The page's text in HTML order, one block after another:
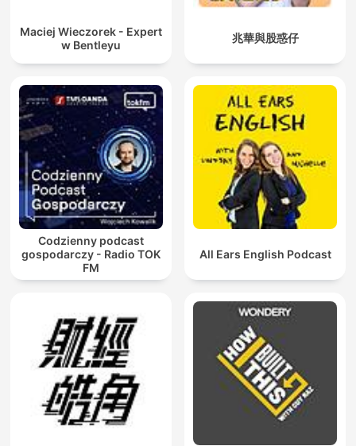
Maciej Wieczorek - Expert
w Bentleyu
兆華與股惑仔
Codzienny podcast
gospodarczy - Radio TOK
FM
All Ears English Podcast